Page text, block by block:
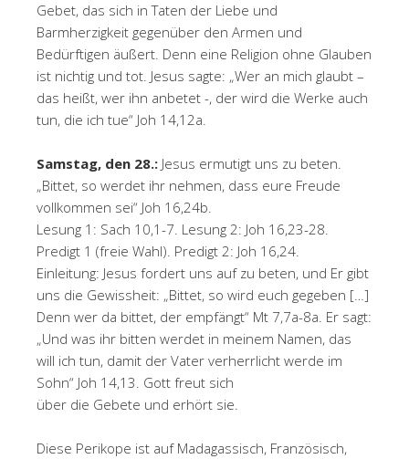
Gebet, das sich in Taten der Liebe und
Barmherzigkeit gegenüber den Armen und
Bedürftigen äußert. Denn eine Religion ohne Glauben
ist nichtig und tot. Jesus sagte: „Wer an mich glaubt –
das heißt, wer ihn anbetet -, der wird die Werke auch
tun, die ich tue“ Joh 14,12a.
Samstag, den 28.: Jesus ermutigt uns zu beten.
„Bittet, so werdet ihr nehmen, dass eure Freude
vollkommen sei“ Joh 16,24b.
Lesung 1: Sach 10,1-7. Lesung 2: Joh 16,23-28.
Predigt 1 (freie Wahl). Predigt 2: Joh 16,24.
Einleitung: Jesus fordert uns auf zu beten, und Er gibt
uns die Gewissheit: „Bittet, so wird euch gegeben […]
Denn wer da bittet, der empfängt“ Mt 7,7a-8a. Er sagt:
„Und was ihr bitten werdet in meinem Namen, das
will ich tun, damit der Vater verherrlicht werde im
Sohn“ Joh 14,13. Gott freut sich
über die Gebete und erhört sie.
Diese Perikope ist auf Madagassisch, Französisch,